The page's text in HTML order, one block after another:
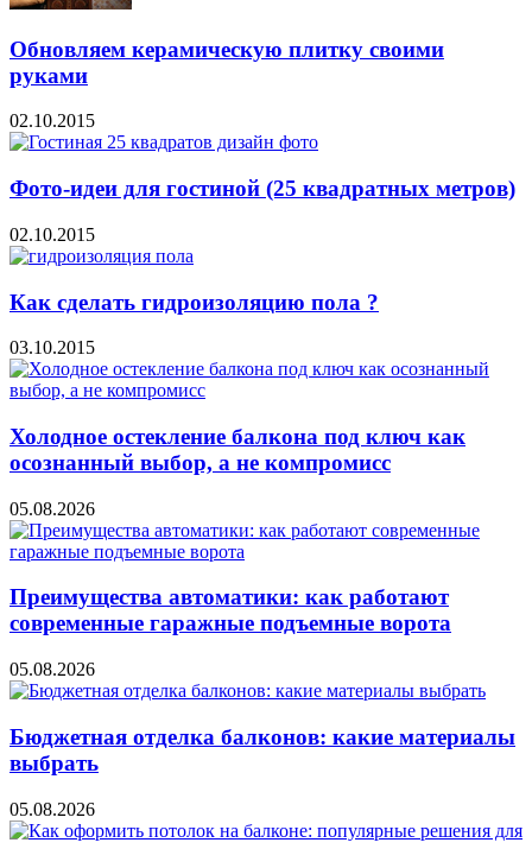
Обновляем керамическую плитку своими
руками
02.10.2015
Фото-идеи для гостиной (25 квадратных метров)
02.10.2015
Как сделать гидроизоляцию пола ?
03.10.2015
Холодное остекление балкона под ключ как
осознанный выбор, а не компромисс
05.08.2026
Преимущества автоматики: как работают
современные гаражные подъемные ворота
05.08.2026
Бюджетная отделка балконов: какие материалы
выбрать
05.08.2026